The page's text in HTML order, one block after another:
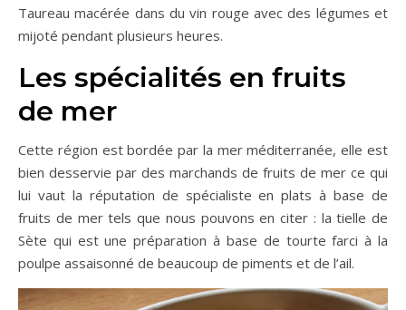
Taureau macérée dans du vin rouge avec des légumes et
mijoté pendant plusieurs heures.
Les spécialités en fruits
de mer
Cette région est bordée par la mer méditerranée, elle est
bien desservie par des marchands de fruits de mer ce qui
lui vaut la réputation de spécialiste en plats à base de
fruits de mer tels que nous pouvons en citer : la tielle de
Sète qui est une préparation à base de tourte farci à la
poulpe assaisonné de beaucoup de piments et de l’ail.